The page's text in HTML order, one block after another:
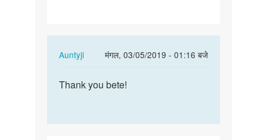
Auntyji
मंगल, 03/05/2019 - 01:16 बजे
In
to
?
Thank
Thank you bete!